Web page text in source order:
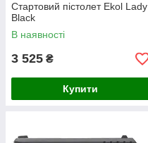
Стартовий пістолет Ekol Lady
Black
В наявності
3 525 ₴
Купити